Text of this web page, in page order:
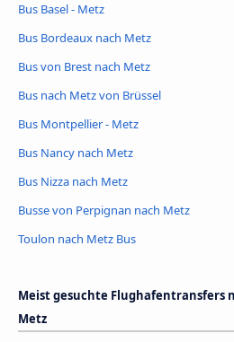
Bus Basel - Metz
Bus Bordeaux nach Metz
Bus von Brest nach Metz
Bus nach Metz von Brüssel
Bus Montpellier - Metz
Bus Nancy nach Metz
Bus Nizza nach Metz
Busse von Perpignan nach Metz
Toulon nach Metz Bus
Meist gesuchte Flughafentransfers
Metz